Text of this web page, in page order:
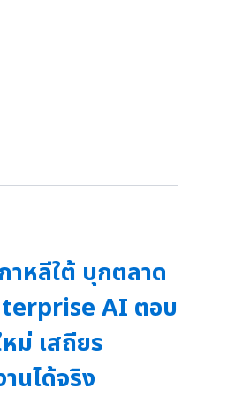
าหลีใต้ บุกตลาด
AI ตอบ
ม่ เสถียร
นได้จริง